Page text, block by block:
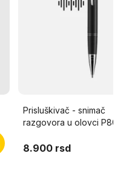
Prisluškivač - snimač
razgovora u olovci P800
8.900 rsd